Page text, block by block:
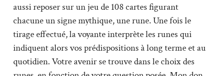
aussi reposer sur un jeu de 108 cartes figurant
chacune un signe mythique, une rune. Une fois le
tirage effectué, la voyante interprète les runes qui
indiquent alors vos prédispositions à long terme et au
quotidien. Votre avenir se trouve dans le choix des